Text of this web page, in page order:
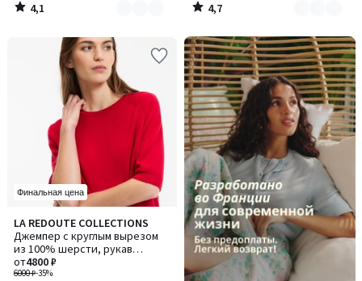
4,1
/
4,7
/
Финальная цена
LA REDOUTE COLLECTIONS
Джемпер с круглым вырезом
из 100% шерсти, рукав
короткий
6000 ₽-35%
от4800 ₽
4,6
/ 5
Количество
цветов:
2